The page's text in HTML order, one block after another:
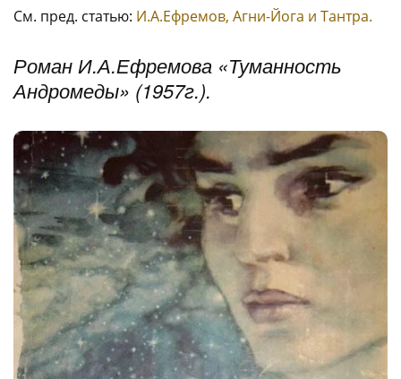
См. пред. статью: И.А.Ефремов, Агни-Йога и Тантра.
Роман И.А.Ефремова «Туманность
Андромеды» (1957г.).